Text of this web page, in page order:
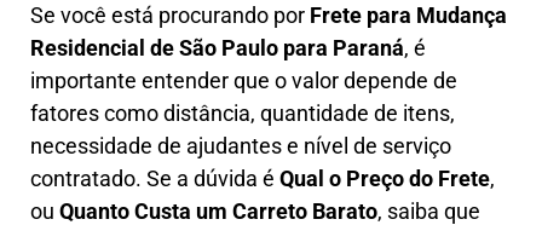
Se você está procurando por Frete para Mudança
Residencial de São Paulo para Paraná, é
importante entender que o valor depende de
fatores como distância, quantidade de itens,
necessidade de ajudantes e nível de serviço
contratado. Se a dúvida é Qual o Preço do Frete,
ou Quanto Custa um Carreto Barato, saiba que